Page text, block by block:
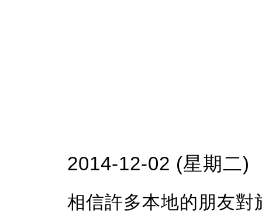
2014-12-02 (星期二)
相信許多本地的朋友對